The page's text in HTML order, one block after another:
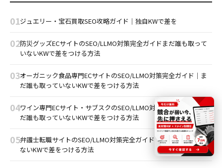
01ジュエリー・宝石買取SEO攻略ガイド｜独自KWで差を
02防災グッズECサイトのSEO/LLMO対策完全ガイドまだ誰も取って
いないKWで差をつける方法
03オーガニック食品専門ECサイトのSEO/LLMO対策完全ガイド｜ま
だ誰も取っていないKWで差をつける方法
04ワイン専門ECサイト・サブスクのSEO/LLMO対策完全ガイド｜ま
だ誰も取っていないKWで差をつける方法
05弁護士転職サイトのSEO/LLMO対策完全ガイドまだ誰も取ってい
ないKWで差をつける方法